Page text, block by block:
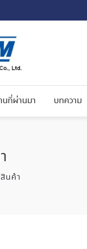
นที่ผ่านมา บทความ
สินค้า